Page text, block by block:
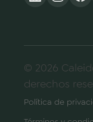
© 2026
derechos
Política de